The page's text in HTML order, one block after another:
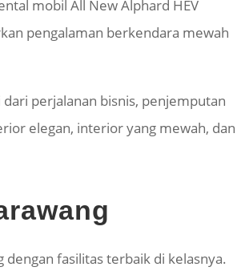
mobil All New Alphard HEV
pengalaman berkendara mewah
perjalanan bisnis, penjemputan
elegan, interior yang mewah, dan
fasilitas terbaik di kelasnya.